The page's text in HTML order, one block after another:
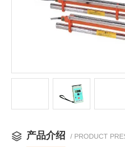
产品介绍 / PRODUCT